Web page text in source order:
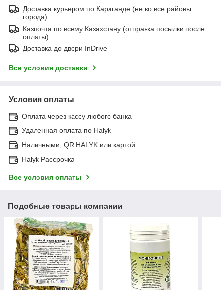
Доставка курьером по Караганде (не во все районы
города)
Казпочта по всему Казахстану (отправка посылки после
оплаты)
Доставка до двери InDrive
Все условия доставки
Условия оплаты
Оплата через кассу любого банка
Удаленная оплата по Halyk
Наличными, QR HALYK или картой
Halyk Рассрочка
Все условия оплаты
Подобные товары компании